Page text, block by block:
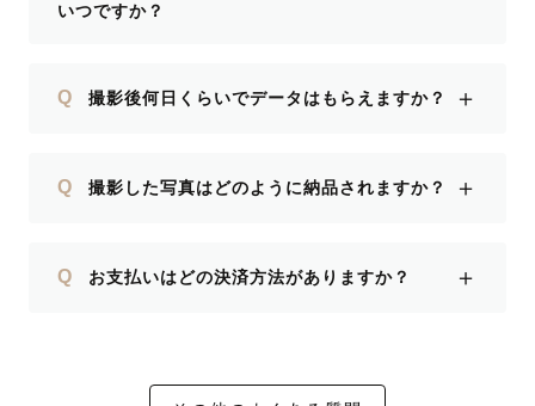
いつですか？
Q 撮影後何日くらいでデータはもらえますか？ ＋
Q 撮影した写真はどのように納品されますか？ ＋
Q お支払いはどの決済方法がありますか？ ＋